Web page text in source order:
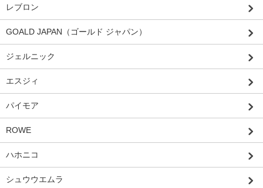
レブロン
GOALD JAPAN（ゴールド ジャパン）
ジェルニック
エスジィ
パイモア
ROWE
ハホニコ
シュウウエムラ